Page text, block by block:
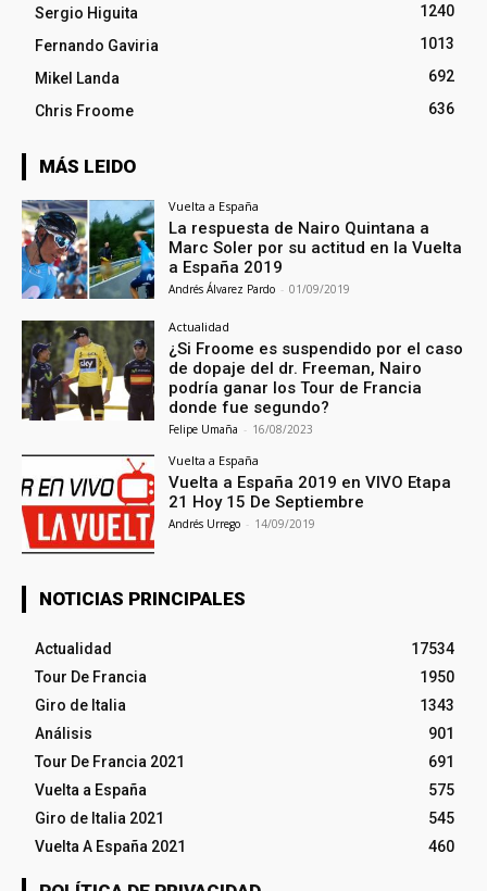
Sergio Higuita
1240
Fernando Gaviria
1013
Mikel Landa
692
Chris Froome
636
MÁS LEIDO
Vuelta a España
La respuesta de Nairo Quintana a
Marc Soler por su actitud en la Vuelta
a España 2019
Andrés Álvarez Pardo - 01/09/2019
Actualidad
¿Si Froome es suspendido por el caso
de dopaje del dr. Freeman, Nairo
podría ganar los Tour de Francia
donde fue segundo?
Felipe Umaña - 16/08/2023
Vuelta a España
Vuelta a España 2019 en VIVO Etapa
21 Hoy 15 De Septiembre
Andrés Urrego - 14/09/2019
NOTICIAS PRINCIPALES
Actualidad
17534
Tour De Francia
1950
Giro de Italia
1343
Análisis
901
Tour De Francia 2021
691
Vuelta a España
575
Giro de Italia 2021
545
Vuelta A España 2021
460